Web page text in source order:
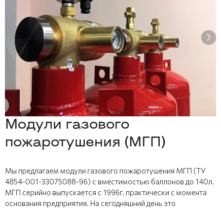
Модули газового
пожаротушения (МГП)
Мы предлагаем модули газового пожаротушения МГП (ТУ
4854-001-33075088-96) с вместимостью баллонов до 140л.
МГП серийно выпускается с 1996г, практически с момента
основания предприятия. На сегодняшний день это